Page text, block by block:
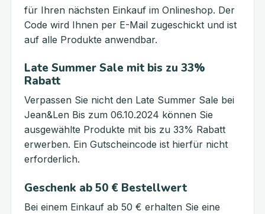
für Ihren nächsten Einkauf im Onlineshop. Der
Code wird Ihnen per E-Mail zugeschickt und ist
auf alle Produkte anwendbar.
Late Summer Sale mit bis zu 33%
Rabatt
Verpassen Sie nicht den Late Summer Sale bei
Jean&Len Bis zum 06.10.2024 können Sie
ausgewählte Produkte mit bis zu 33% Rabatt
erwerben. Ein Gutscheincode ist hierfür nicht
erforderlich.
Geschenk ab 50 € Bestellwert
Bei einem Einkauf ab 50 € erhalten Sie eine